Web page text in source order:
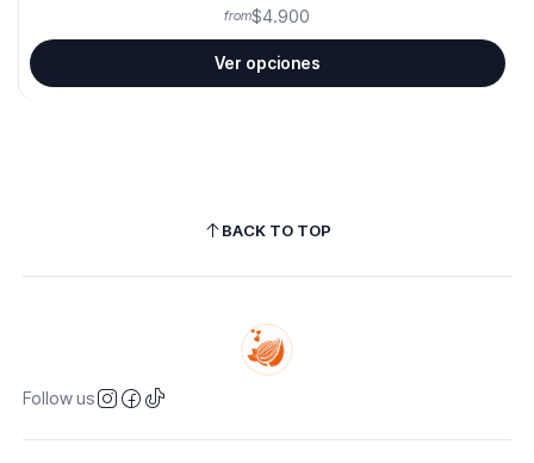
from$4.900
Ver opciones
BACK TO TOP
Follow us